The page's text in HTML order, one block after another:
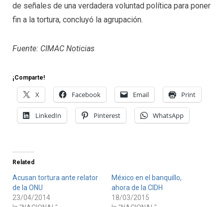
de señales de una verdadera voluntad política para poner
fin a la tortura, concluyó la agrupación.
Fuente: CIMAC Noticias
¡Comparte!
X Facebook Email Print
LinkedIn Pinterest WhatsApp
Related
Acusan tortura ante relator
de la ONU
23/04/2014
México en el banquillo,
ahora de la CIDH
18/03/2015